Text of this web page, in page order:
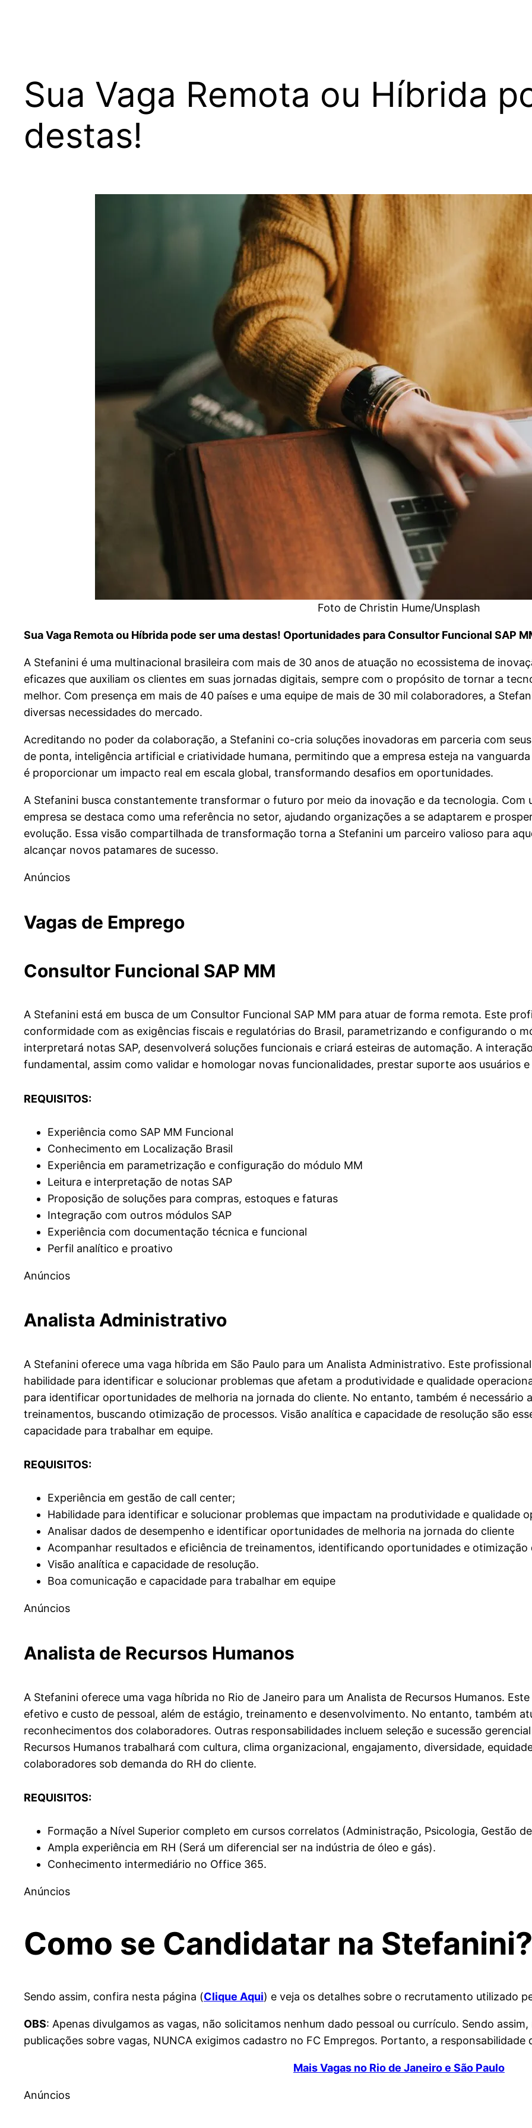
Sua Vaga Remota ou Híbrida
destas!
Foto de Christin Hume/Unsplash
Sua Vaga Remota ou Híbrida pode ser uma destas! Oportunidades para Consultor Funcional SAP
A Stefanini é uma multinacional brasileira com mais de 30 anos de atuação no ecossistema de
eficazes que auxiliam os clientes em suas jornadas digitais, sempre com o propósito de tornar a
melhor. Com presença em mais de 40 países e uma equipe de mais de 30 mil colaboradores, a
diversas necessidades do mercado.
Acreditando no poder da colaboração, a Stefanini co-cria soluções inovadoras em parceria com
de ponta, inteligência artificial e criatividade humana, permitindo que a empresa esteja na
é proporcionar um impacto real em escala global, transformando desafios em oportunidades.
A Stefanini busca constantemente transformar o futuro por meio da inovação e da tecnologia. Com
empresa se destaca como uma referência no setor, ajudando organizações a se adaptarem e
evolução. Essa visão compartilhada de transformação torna a Stefanini um parceiro valioso para
alcançar novos patamares de sucesso.
Anúncios
Vagas de Emprego
Consultor Funcional SAP MM
A Stefanini está em busca de um Consultor Funcional SAP MM para atuar de forma remota. Este
conformidade com as exigências fiscais e regulatórias do Brasil, parametrizando e configurando o
interpretará notas SAP, desenvolverá soluções funcionais e criará esteiras de automação. A
fundamental, assim como validar e homologar novas funcionalidades, prestar suporte aos usuários
REQUISITOS:
Experiência como SAP MM Funcional
Conhecimento em Localização Brasil
Experiência em parametrização e configuração do módulo MM
Leitura e interpretação de notas SAP
Proposição de soluções para compras, estoques e faturas
Integração com outros módulos SAP
Experiência com documentação técnica e funcional
Perfil analítico e proativo
Anúncios
Analista Administrativo
A Stefanini oferece uma vaga híbrida em São Paulo para um Analista Administrativo. Este
habilidade para identificar e solucionar problemas que afetam a produtividade e qualidade
para identificar oportunidades de melhoria na jornada do cliente. No entanto, também é necessário
treinamentos, buscando otimização de processos. Visão analítica e capacidade de resolução são
capacidade para trabalhar em equipe.
REQUISITOS:
Experiência em gestão de call center;
Habilidade para identificar e solucionar problemas que impactam na produtividade e qualidade
Analisar dados de desempenho e identificar oportunidades de melhoria na jornada do cliente
Acompanhar resultados e eficiência de treinamentos, identificando oportunidades e otimização
Visão analítica e capacidade de resolução.
Boa comunicação e capacidade para trabalhar em equipe
Anúncios
Analista de Recursos Humanos
A Stefanini oferece uma vaga híbrida no Rio de Janeiro para um Analista de Recursos Humanos.
efetivo e custo de pessoal, além de estágio, treinamento e desenvolvimento. No entanto, também
reconhecimentos dos colaboradores. Outras responsabilidades incluem seleção e sucessão
Recursos Humanos trabalhará com cultura, clima organizacional, engajamento, diversidade,
colaboradores sob demanda do RH do cliente.
REQUISITOS:
Formação a Nível Superior completo em cursos correlatos (Administração, Psicologia, Gestão
Ampla experiência em RH (Será um diferencial ser na indústria de óleo e gás).
Conhecimento intermediário no Office 365.
Anúncios
Como se Candidatar na Stefanini?
Sendo assim, confira nesta página (Clique Aqui) e veja os detalhes sobre o recrutamento utilizado
OBS: Apenas divulgamos as vagas, não solicitamos nenhum dado pessoal ou currículo. Sendo
publicações sobre vagas, NUNCA exigimos cadastro no FC Empregos. Portanto, a
Mais Vagas no Rio de Janeiro e São Paulo
Anúncios